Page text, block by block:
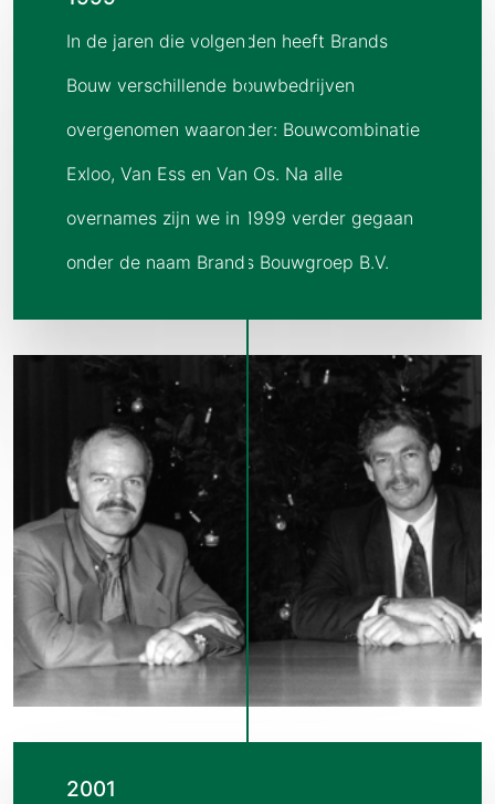
In de jaren die volgenden heeft Brands
Bouw verschillende bouwbedrijven
overgenomen waaronder: Bouwcombinatie
Exloo, Van Ess en Van Os. Na alle
overnames zijn we in 1999 verder gegaan
onder de naam Brands Bouwgroep B.V.
2001